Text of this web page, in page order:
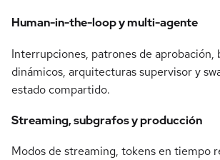
Human-in-the-loop y multi-agente
Interrupciones, patrones de aprobación,
dinámicos, arquitecturas supervisor y
estado compartido.
Streaming, subgrafos y producción
Modos de streaming, tokens en tiempo